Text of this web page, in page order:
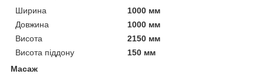
Ширина
1000 мм
Довжина
1000 мм
Висота
2150 мм
Висота піддону
150 мм
Масаж